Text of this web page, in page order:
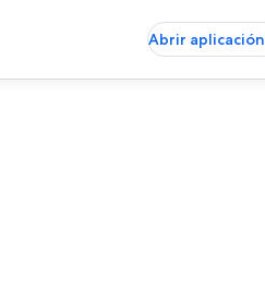
Abrir aplicación